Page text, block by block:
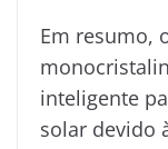
Em resumo,
inteligente
solar devido